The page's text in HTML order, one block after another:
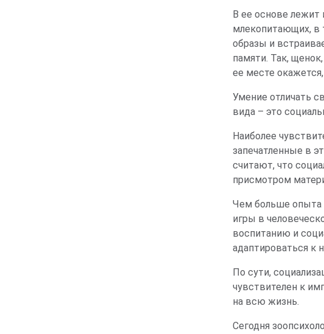
В ее основе лежит
млекопитающих, в
образы и
памяти. Так,
ее месте
Умение отличать
вида – это
Наиболее
запечатленные в
считают, что
присмотром
Чем больше опыта
игры в
воспитанию и
адаптироваться к
По сути,
чувствителен к
на всю жизнь.
Сегодня